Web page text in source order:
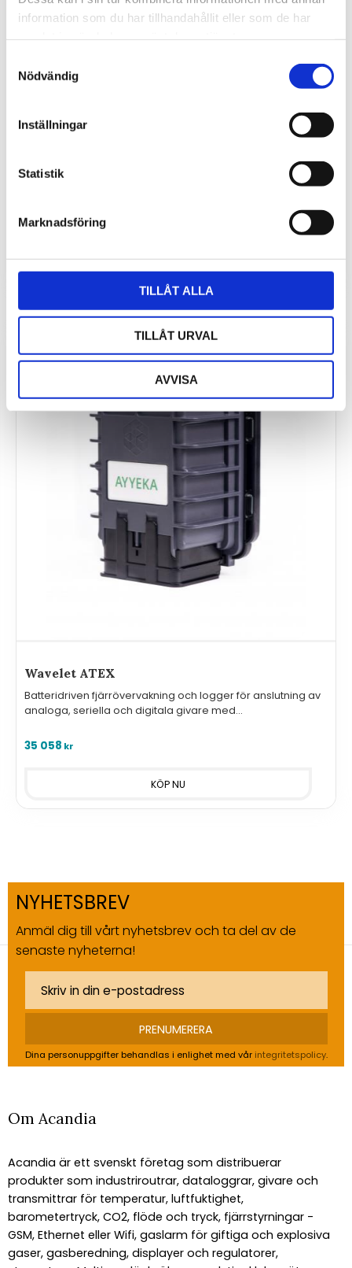
information som du har tillhandahållit eller som de har
Nödvändig
Inställningar
Statistik
Marknadsföring
TILLÅT ALLA
TILLÅT URVAL
AVVISA
Batteridriven fjärrövervakning och logger för anslutning av
24 669
Wavelet ATEX
Batteridriven fjärrövervakning och logger för anslutning av
analoga, seriella och digitala givare med
35 058 kr
NYHETSBREV
Anmäl dig till vårt nyhetsbrev och ta del av de
senaste nyheterna!
PRENUMERERA
Dina personuppgifter behandlas i enlighet med vår integritetspolicy.
Om Acandia
Acandia är ett svenskt företag som distribuerar
produkter som industriroutrar, dataloggrar, givare och
transmittrar för temperatur, luftfuktighet,
barometertryck, CO2, flöde och tryck, fjärrstyrningar -
GSM, Ethernet eller Wifi, gaslarm för giftiga och explosiva
gaser, gasberedning, displayer och regulatorer,